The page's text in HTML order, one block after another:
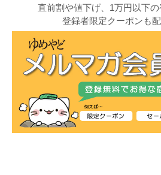
直前割や値下げ、1万円以下
登録者限定クーポンも配